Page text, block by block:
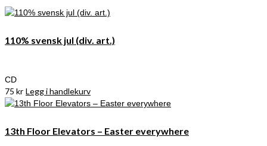
110% svensk jul (div. art.)
CD
75 kr Legg i handlekurv
13th Floor Elevators – Easter everywhere